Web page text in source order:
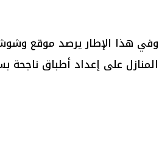
وفي هذا الإطار يرصد موقع
المنازل على إعداد أطباق ناجحة